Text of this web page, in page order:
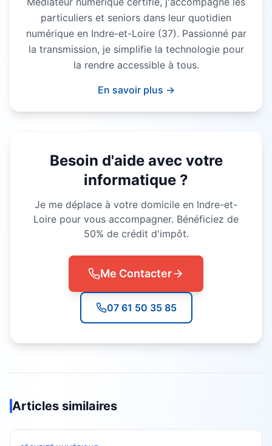
particuliers et seniors dans leur quotidien
numérique en Indre-et-Loire (37). Passionné par
la transmission, je simplifie la technologie pour
la rendre accessible à tous.
En savoir plus →
Besoin d'aide avec votre
informatique ?
Je me déplace à votre domicile en Indre-et-
Loire pour vous accompagner. Bénéficiez de
50% de crédit d'impôt.
Me Contacter
07 61 50 35 85
Articles similaires